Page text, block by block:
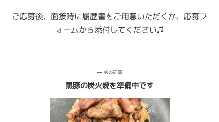
ご応募後、面接時に履歴書をご用意いただくか、応募フ
ォームから添付してください♫
前の記事
黒豚の炭火焼を準備中です